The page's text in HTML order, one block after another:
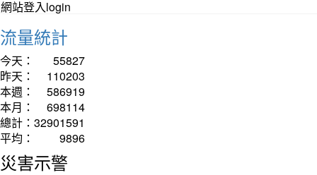
網站登入login
流量統計
今天：
55827
昨天：
110203
本週：
586919
本月：
698114
總計： 32901591
平均：
9896
災害示警